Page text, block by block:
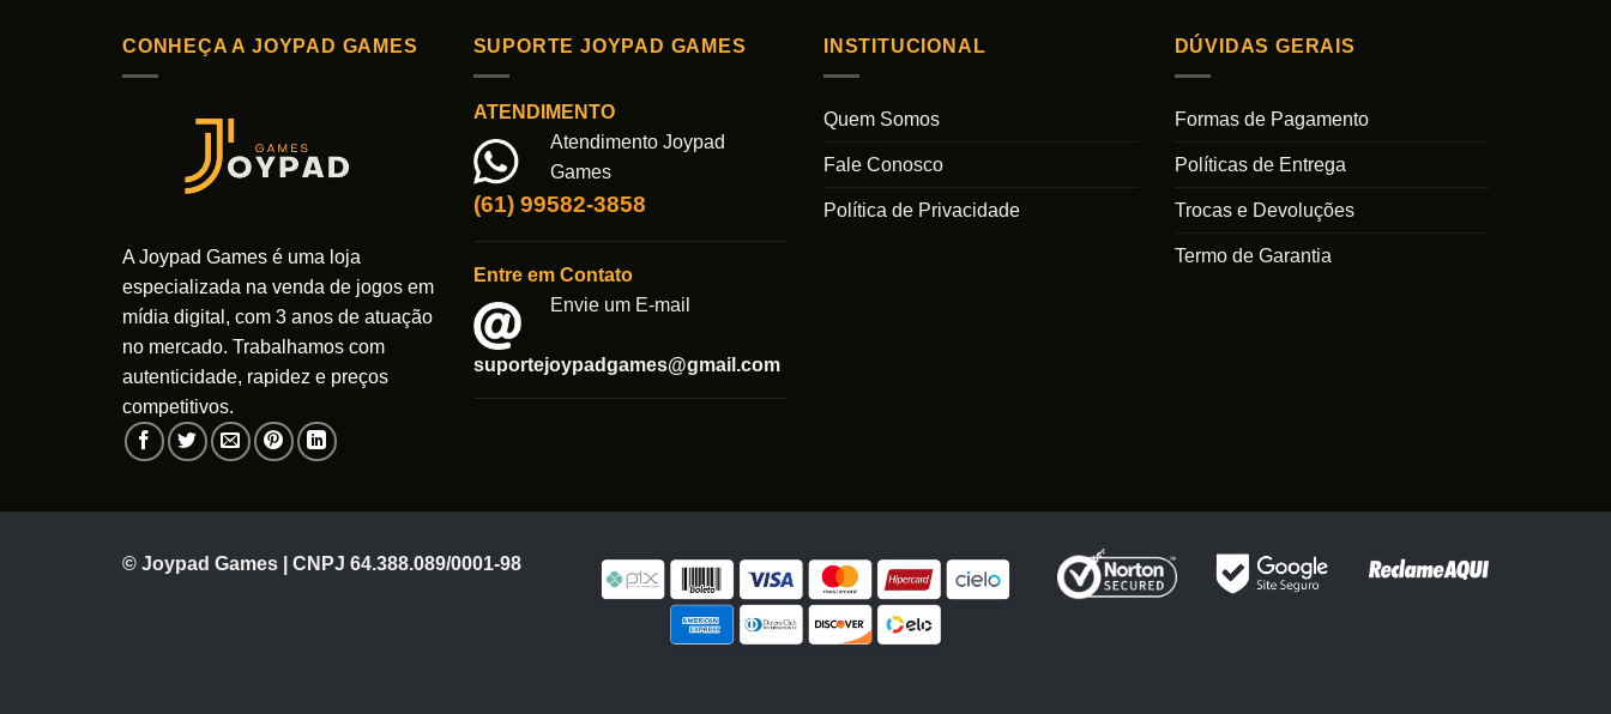
CONHEÇA A JOYPAD GAMES
A Joypad Games é uma loja
especializada na venda de jogos em
mídia digital, com 3 anos de atuação
no mercado. Trabalhamos com
autenticidade, rapidez e preços
competitivos.
SUPORTE JOYPAD GAMES
ATENDIMENTO
Atendimento Joypad
Games
(61) 99582-3858
Entre em Contato
Envie um E-mail
suportejoypadgames@gmail.com
INSTITUCIONAL
Quem Somos
Fale Conosco
Política de Privacidade
DÚVIDAS GERAIS
Formas de Pagamento
Políticas de Entrega
Trocas e Devoluções
Termo de Garantia
© Joypad Games | CNPJ 64.388.089/0001-98